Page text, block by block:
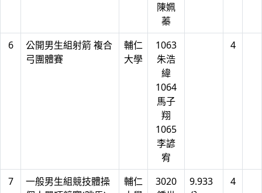
陳姵
蓁
6
公開男生組射箭 複合
弓團體賽
輔仁
大學
1063
朱浩
緯
1064
馬子
翔
1065
李諺
宥
4
7
一般男生組競技體操
輔仁
3020
9.933
4